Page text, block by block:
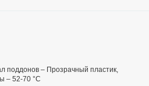
поддонов – Прозрачный пластик,
– 52-70 °C